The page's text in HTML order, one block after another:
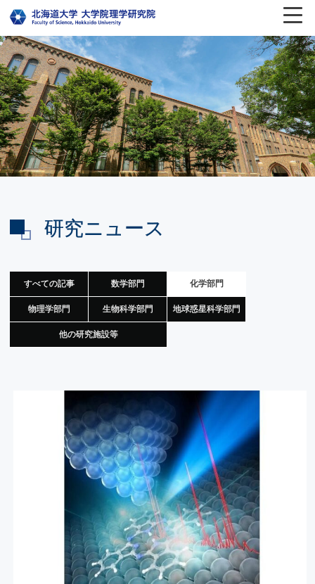
研究ニュース
すべての記事 数学部門 化学部門
物理学部門 生物科学部門 地球惑星科学部門
他の研究施設等